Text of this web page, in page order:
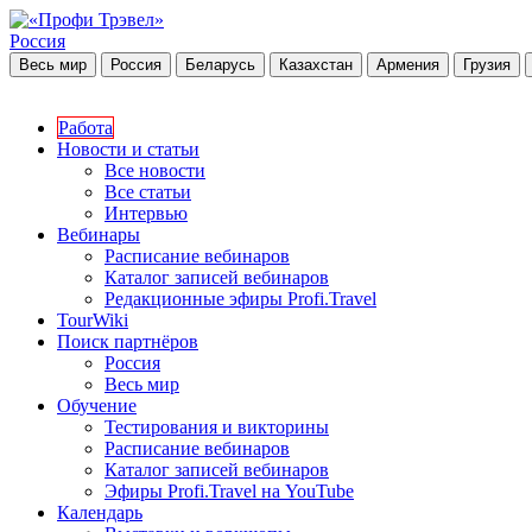
Россия
Весь мир Россия Беларусь Казахстан Армения Грузия
Работа
Новости и статьи
Все новости
Все статьи
Интервью
Вебинары
Расписание вебинаров
Каталог записей вебинаров
Редакционные эфиры Profi.Travel
TourWiki
Поиск партнёров
Россия
Весь мир
Обучение
Тестирования и викторины
Расписание вебинаров
Каталог записей вебинаров
Эфиры Profi.Travel на YouTube
Календарь